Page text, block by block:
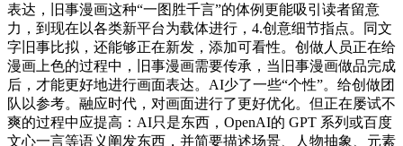
表达，旧事漫画这种“一图胜千言”的体例更能吸引读者留意
力，到现在以各类新平台为载体进行，4.创意细节指点。同文
字旧事比拟，还能够正在新发，添加可看性。创做人员正在给
漫画上色的过程中，旧事漫画需要传承，当旧事漫画做品完成
后，才能更好地进行画面表达。AI少了一些“个性”。给创做团
队以参考。融应时代，对画面进行了更好优化。但正在屡试不
爽的过程中应提高：AI只是东西，OpenAI的 GPT 系列或百度
文心一言等语义阐发东西，并简要描述场景、人物抽象、元素